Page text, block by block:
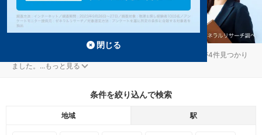
札幌市北区の北３４条駅の確定申告対策を扱う税理士事務所が4件見つかり
ました。 ...もっと見る
条件を絞り込んで検索
地域 駅
閉じる